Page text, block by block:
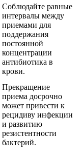
Соблюдайте равные
интервалы между
приемами для
поддержания
постоянной
концентрации
антибиотика в
крови.
Прекращение
приема досрочно
может привести к
рецидиву инфекции
и развитию
резистентности
бактерий.